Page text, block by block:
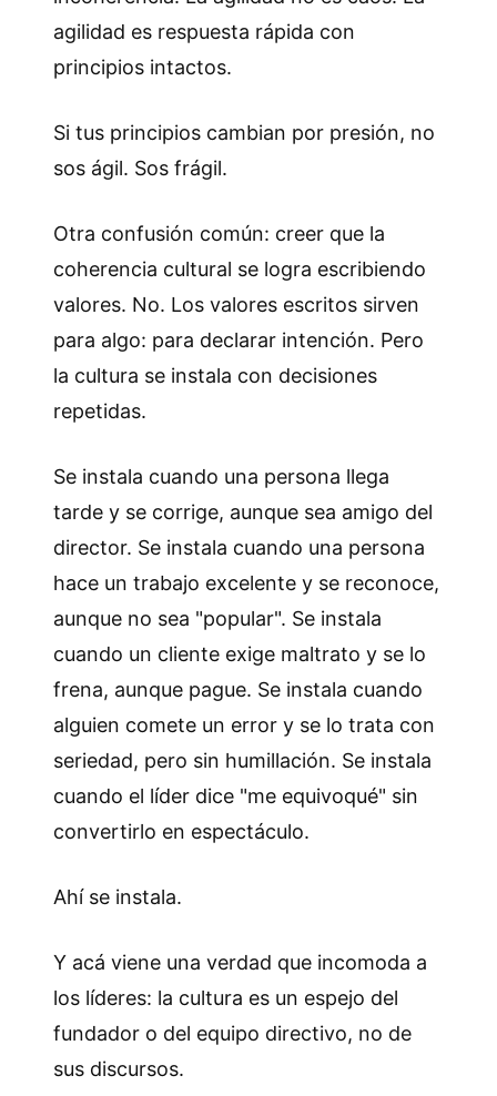
agilidad es respuesta rápida con
principios intactos.
Si tus principios cambian por presión, no
sos ágil. Sos frágil.
Otra confusión común: creer que la
coherencia cultural se logra escribiendo
valores. No. Los valores escritos sirven
para algo: para declarar intención. Pero
la cultura se instala con decisiones
repetidas.
Se instala cuando una persona llega
tarde y se corrige, aunque sea amigo del
director. Se instala cuando una persona
hace un trabajo excelente y se reconoce,
aunque no sea "popular". Se instala
cuando un cliente exige maltrato y se lo
frena, aunque pague. Se instala cuando
alguien comete un error y se lo trata con
seriedad, pero sin humillación. Se instala
cuando el líder dice "me equivoqué" sin
convertirlo en espectáculo.
Ahí se instala.
Y acá viene una verdad que incomoda a
los líderes: la cultura es un espejo del
fundador o del equipo directivo, no de
sus discursos.